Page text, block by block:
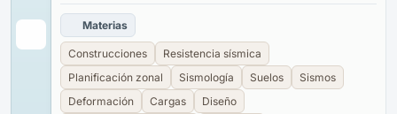
Materias
Construcciones
Resistencia sísmica
Planificación zonal
Sismología Suelos
Sismos
Deformación
Cargas
Diseño